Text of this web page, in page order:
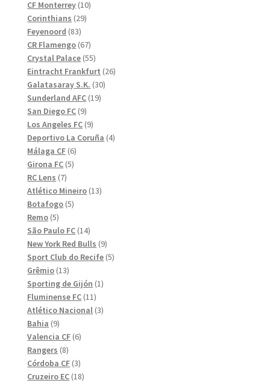
produkter
CF Monterrey 1010
Corinthians 2929
Feyenoord 8383
produkter
CR Flamengo 6767
produkter
Crystal Palace 5555
produkter
Eintracht Frankfurt 2626
Galatasaray S.K. 3030
Sunderland AFC 1919
San Diego FC 99
produkter
Los Angeles FC 99
produkter
Deportivo La Coruña 44
Málaga CF 66
Girona FC 55
RC Lens 77
produkter
Atlético Mineiro 1313
Botafogo 55
Remo 55
produkter
São Paulo FC 1414
produkter
New York Red Bulls 99
produkter
Sport Club do Recife 55
Grêmio 1313
produkter
Sporting de Gijón 11
Fluminense FC 1111
produkter
Atlético Nacional 33
Bahia 99
produkter
Valencia CF 66
Rangers 88
produkter
Córdoba CF 33
produkter
Cruzeiro EC 1818